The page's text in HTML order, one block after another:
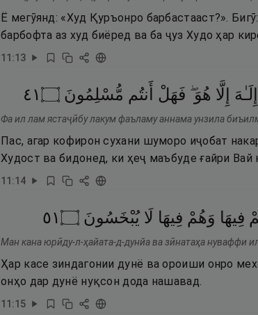
Ё мегӯянд: «Худ Қуръонро барбастааст?».
барбофта аз худ биёред ва ба ҷуз Худо ҳар
11:13
إِلَـٰهَ إِلَّا هُوَ ۖ فَهَلْ أَنتُم مُّسْلِمُونَ ۝١٤
Фа ил лам ястаҷӣбу лакум фаъламу аннама унзила
Пас, агар кофирон сухани шуморо иҷобат
Худост ва бидонед, ки ҳеҷ маъбуде ғайри
11:14
فِيهَا وَهُمْ فِيهَا لَا يُبْخَسُونَ ۝١٥
Ман кана юрӣду-л-ҳайата-д-дунйа ва зӣнатаҳа нуваффи
Ҳар касе зиндагонии дунё ва ороиши онро
онҳо дар дунё нуқсон дода нашавад.
11:15